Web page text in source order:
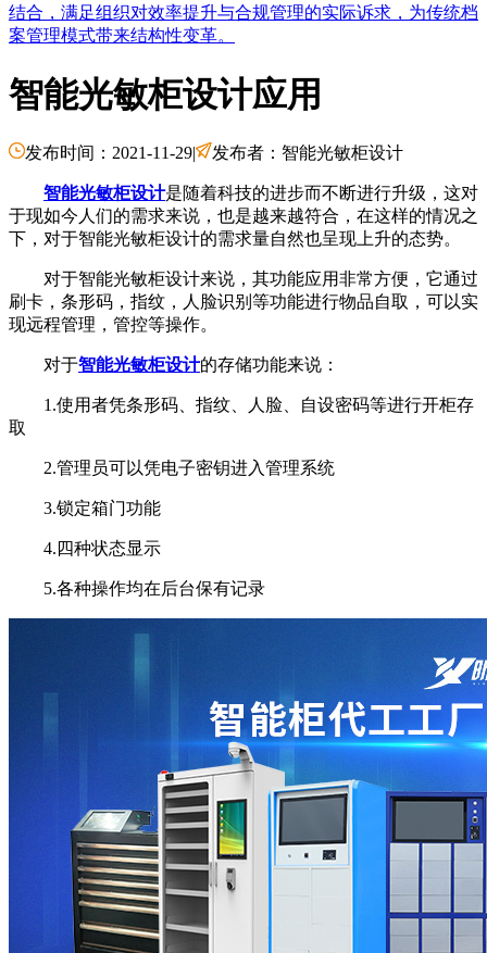
结合，满足组织对效率提升与合规管理的实际诉求，为传统档
案管理模式带来结构性变革。
智能光敏柜设计应用
发布时间：2021-11-29| 发布者：智能光敏柜设计
智能光敏柜设计是随着科技的进步而不断进行升级，这对
于现如今人们的需求来说，也是越来越符合，在这样的情况之
下，对于智能光敏柜设计的需求量自然也呈现上升的态势。
对于智能光敏柜设计来说，其功能应用非常方便，它通过
刷卡，条形码，指纹，人脸识别等功能进行物品自取，可以实
现远程管理，管控等操作。
对于智能光敏柜设计的存储功能来说：
1.使用者凭条形码、指纹、人脸、自设密码等进行开柜存
取
2.管理员可以凭电子密钥进入管理系统
3.锁定箱门功能
4.四种状态显示
5.各种操作均在后台保有记录